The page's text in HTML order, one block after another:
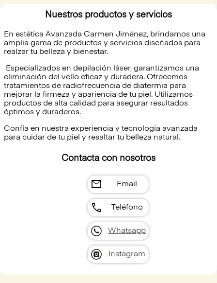
Nuestros productos y servicios
En estética Avanzada Carmen Jiménez, brindamos una
amplia gama de productos y servicios diseñados para
realzar tu belleza y bienestar.
Especializados en depilación láser, garantizamos una
eliminación del vello eficaz y duradera. Ofrecemos
tratamientos de radiofrecuencia de diatermia para
mejorar la firmeza y apariencia de tu piel. Utilizamos
productos de alta calidad para asegurar resultados
óptimos y duraderos.
Confía en nuestra experiencia y tecnología avanzada
para cuidar de tu piel y resaltar tu belleza natural.
Contacta con nosotros
mail Email
call Teléfono
Whatsapp
Instagram